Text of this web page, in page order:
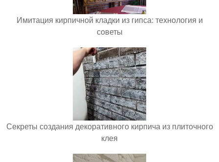
Имитация кирпичной кладки из гипса: технология и
советы
Секреты создания декоративного кирпича из плиточного
клея